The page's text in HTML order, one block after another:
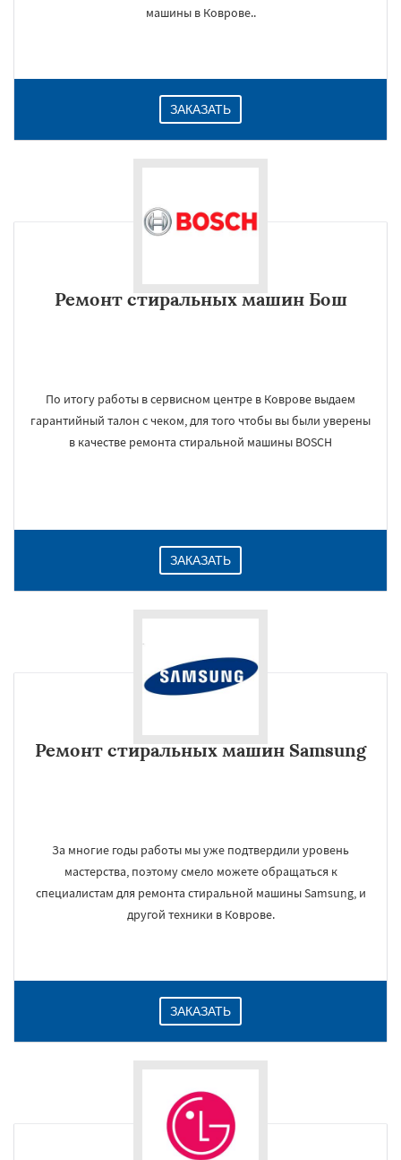
машины в Коврове..
ЗАКАЗАТЬ
Ремонт стиральных машин Бош
По итогу работы в сервисном центре в Коврове выдаем
гарантийный талон с чеком, для того чтобы вы были уверены
в качестве ремонта стиральной машины BOSCH
ЗАКАЗАТЬ
Ремонт стиральных машин Samsung
За многие годы работы мы уже подтвердили уровень
мастерства, поэтому смело можете обращаться к
специалистам для ремонта стиральной машины Samsung, и
другой техники в Коврове.
ЗАКАЗАТЬ